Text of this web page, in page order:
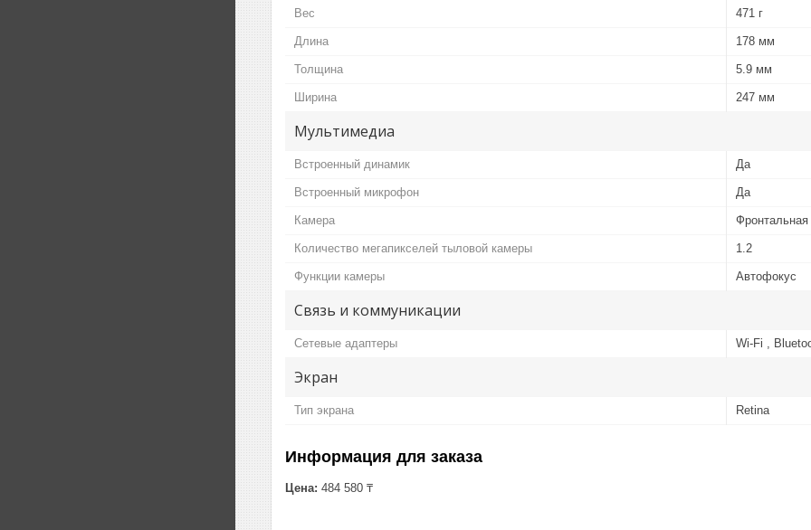
Вес 471 г
Длина 178 мм
Толщина 5.9 мм
Ширина 247 мм
Мультимедиа
Встроенный динамик Да
Встроенный микрофон Да
Камера
Количество мегапикселей тыловой камеры 1.2
Функции камеры Автофокус
Связь и коммуникации
Сетевые адаптеры Wi-Fi ,
Экран
Тип экрана Retina
Информация для заказа
Цена: 484 580 ₸